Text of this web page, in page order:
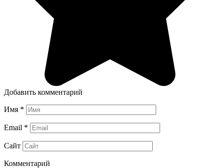
Добавить комментарий
Имя *
Email *
Сайт
Комментарий